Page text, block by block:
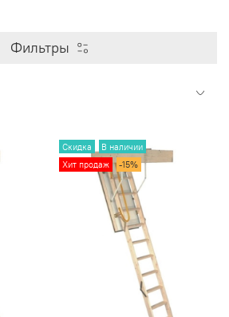
Фильтры
Скидка
В наличии
Хит продаж
-15%